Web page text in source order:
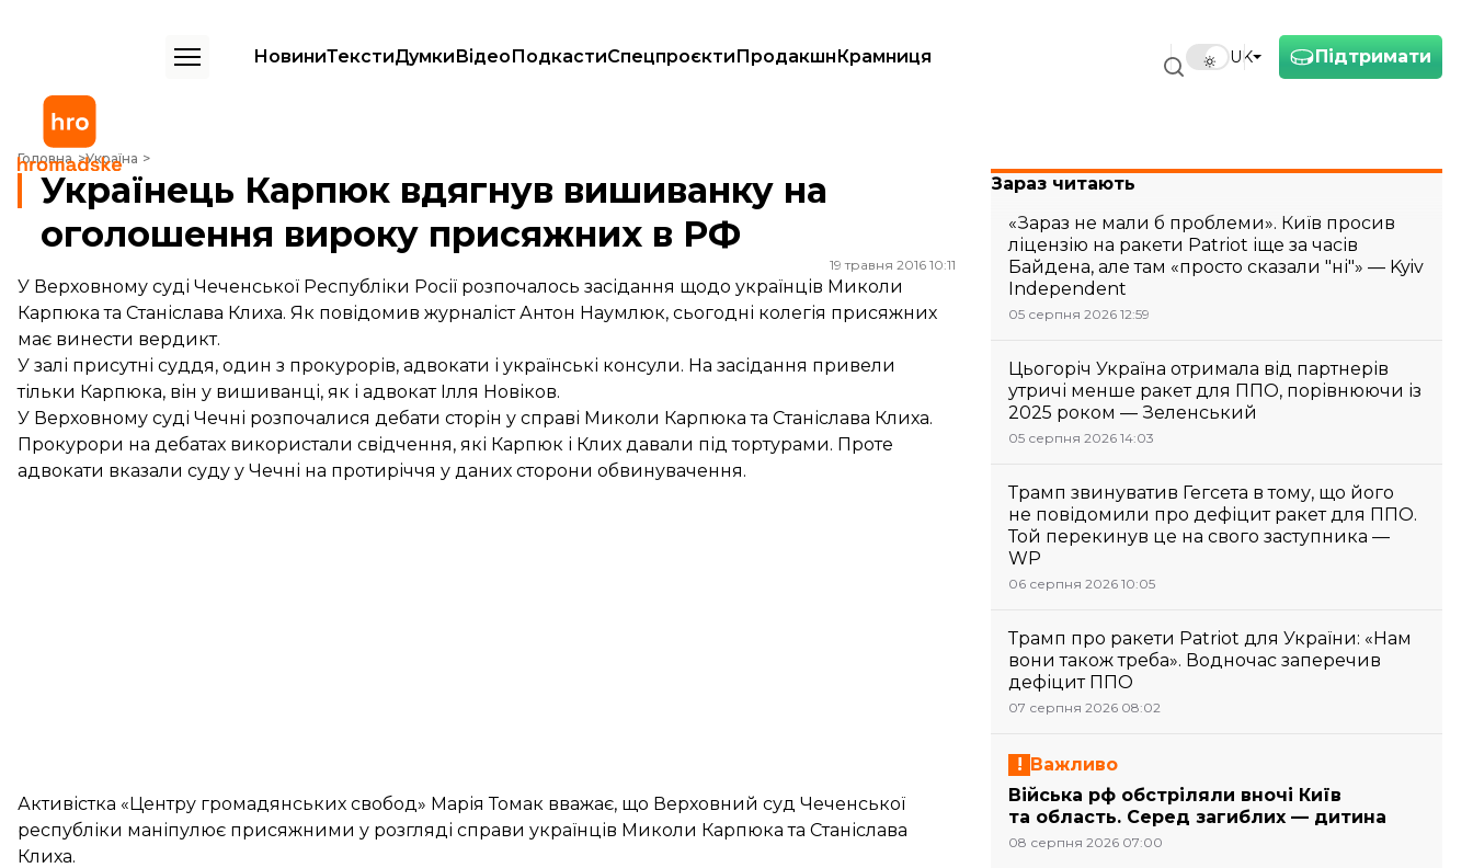
Підтримати
UK
НовиниТекстиДумкиВідеоПодкастиСпецпроєктиПродакшнКрамниця
Головна Україна
Українець Карпюк вдягнув вишиванку на оголошення вироку присяжних в РФ
Українець Карпюк вдягнув вишиванку на
оголошення вироку присяжних в РФ
19 травня 2016 10:11
У Верховному суді Чеченської Республіки Росії розпочалось засідання щодо українців Миколи
Карпюка та Станіслава Клиха. Як повідомив журналіст Антон Наумлюк, сьогодні колегія присяжних
має винести вердикт.
У залі присутні суддя, один з прокурорів, адвокати і українські консули. На засідання привели
тільки Карпюка, він у вишиванці, як і адвокат Ілля Новіков.
У Верховному суді Чечні розпочалися дебати сторін у справі Миколи Карпюка та Станіслава Клиха.
Прокурори на дебатах використали свідчення, які Карпюк і Клих давали під тортурами. Проте
адвокати вказали суду у Чечні на протиріччя у даних сторони обвинувачення.
Активістка «Центру громадянських свобод» Марія Томак вважає, що Верховний суд Чеченської
республіки маніпулює присяжними у розгляді справи українців Миколи Карпюка та Станіслава
Клиха.
Зараз читають
«Зараз не мали б проблеми». Київ просив
ліцензію на ракети Patriot іще за часів
Байдена, але там «просто сказали "ні"» — Kyiv
Independent
05 серпня 2026 12:59
Цьогоріч Україна отримала від партнерів
утричі менше ракет для ППО, порівнюючи із
2025 роком — Зеленський
05 серпня 2026 14:03
Трамп звинуватив Гегсета в тому, що його
не повідомили про дефіцит ракет для ППО.
Той перекинув це на свого заступника —
WP
06 серпня 2026 10:05
Трамп про ракети Patriot для України: «Нам
вони також треба». Водночас заперечив
дефіцит ППО
07 серпня 2026 08:02
Важливо
Війська рф обстріляли вночі Київ
та область. Серед загиблих — дитина
08 серпня 2026 07:00